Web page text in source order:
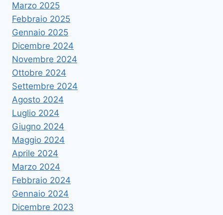
Marzo 2025
Febbraio 2025
Gennaio 2025
Dicembre 2024
Novembre 2024
Ottobre 2024
Settembre 2024
Agosto 2024
Luglio 2024
Giugno 2024
Maggio 2024
Aprile 2024
Marzo 2024
Febbraio 2024
Gennaio 2024
Dicembre 2023